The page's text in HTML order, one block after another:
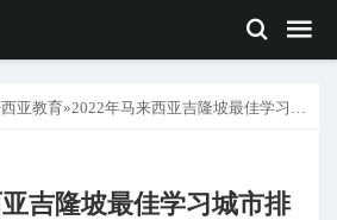
亚教育»2022年马来西亚吉隆坡最佳学习城市排名前十
吉隆坡最佳学习城市排